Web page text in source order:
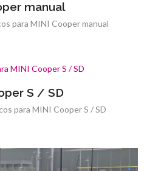
manual
para MINI Cooper manual
S / SD
para MINI Cooper S / SD